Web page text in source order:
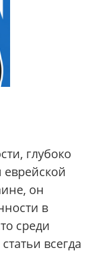
глубоко
он
в
среди
всегда